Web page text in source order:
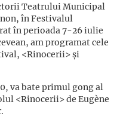
Teatrului Municipal
în Festivalul
în perioada 7-26 iulie
am programat cele
<Rinocerii> și
va bate primul gong al
<Rinocerii> de Eugène